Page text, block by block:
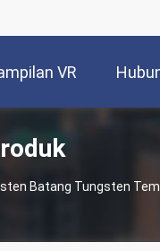
VR
Batang Tungsten